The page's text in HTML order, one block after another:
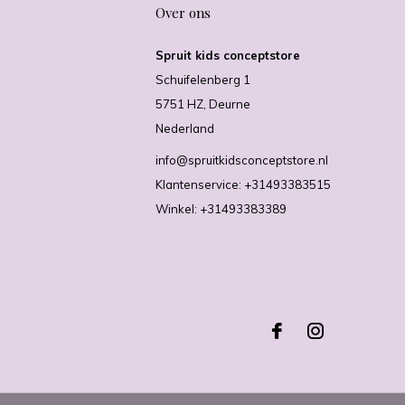
Over ons
Spruit kids conceptstore
Schuifelenberg 1
5751 HZ, Deurne
Nederland
info@spruitkidsconceptstore.nl
Klantenservice: +31493383515
Winkel: +31493383389